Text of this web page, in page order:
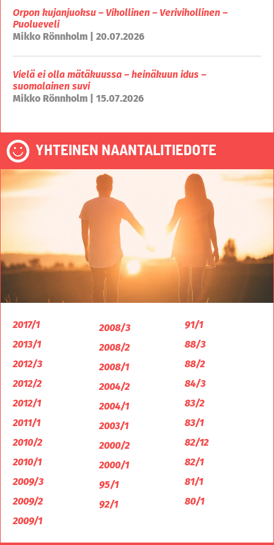
Orpon kujanjuoksu – Vihollinen – Verivihollinen –
Puolueveli
Mikko Rönnholm | 20.07.2026
Vielä ei olla mätäkuussa – heinäkuun idus –
suomalainen suvi
Mikko Rönnholm | 15.07.2026
YHTEINEN NAANTALITIEDOTE
2017/1
2013/1
2012/3
2012/2
2012/1
2011/1
2010/2
2010/1
2009/3
2009/2
2009/1
2008/3
2008/2
2008/1
2004/2
2004/1
2003/1
2000/2
2000/1
95/1
92/1
91/1
88/3
88/2
84/3
83/2
83/1
82/12
82/1
81/1
80/1